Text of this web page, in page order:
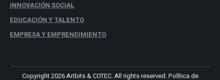
INNOVACIÓN SOCIAL
EDUCACIÓN Y TALENTO
EMPRESA Y EMPRENDIMIENTO
Copyright 2026Artbits&COTEC.All rights reserved.Política de